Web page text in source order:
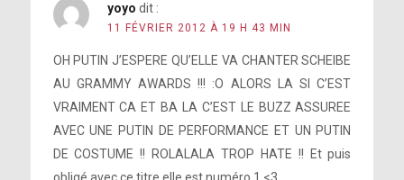
yoyo dit :
11 FÉVRIER 2012 À 19 H 43 MIN
OH PUTIN J’ESPERE QU’ELLE VA CHANTER SCHEIBE
AU GRAMMY AWARDS !!! :O ALORS LA SI C’EST
VRAIMENT CA ET BA LA C’EST LE BUZZ ASSUREE
AVEC UNE PUTIN DE PERFORMANCE ET UN PUTIN
DE COSTUME !! ROLALALA TROP HATE !! Et puis